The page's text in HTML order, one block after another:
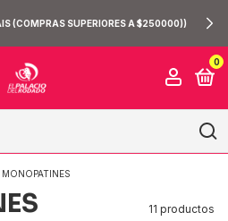
(COMPRAS SUPERIORES A $250000))
0
MONOPATINES
11 productos